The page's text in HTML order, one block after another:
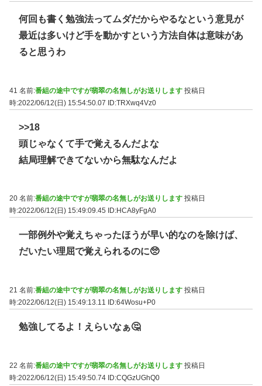
何回も書く勉強法ってムダだからやるなという意見が
最近は多いけど手を動かすという方法自体は意味があ
ると思うわ
41 名前:番組の途中ですが翡翠の名無しがお送りします 投稿日
時:2022/06/12(日) 15:54:50.07 ID:TRXwq4Vz0
>>18
頭じゃなくて手で覚えるんだよな
結局理解できてないから無駄なんだよ
20 名前:番組の途中ですが翡翠の名無しがお送りします 投稿日
時:2022/06/12(日) 15:49:09.45
ID:HCA8yFgA0
一部例外や覚えちゃったほうが早い的なのを除けば、
だいたい理屈で覚えられるのに🥺
21 名前:番組の途中ですが翡翠の名無しがお送りします 投稿日
時:2022/06/12(日) 15:49:13.11
ID:64Wosu+P0
勉強してるよ！えらいなぁ🤔
22 名前:番組の途中ですが翡翠の名無しがお送りします 投稿日
時:2022/06/12(日) 15:49:50.74 ID:CQGzUGhQ0